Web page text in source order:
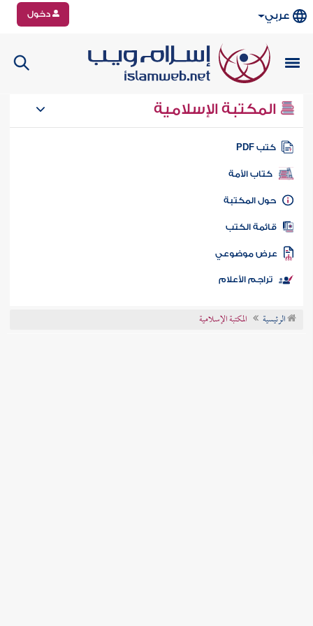
عربي دخول
المكتبة الإسلامية
كتب PDF
كتاب الأمة
المكتبة
الكتب
موضوعي
تراجم الأعلام
الرئيسية المكتبة الإسلامية